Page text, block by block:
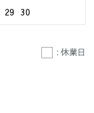
29 30
: 休業日